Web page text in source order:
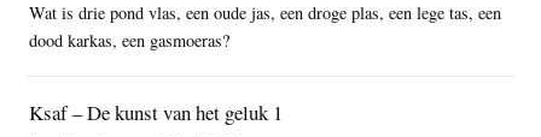
Wat is drie pond vlas, een oude jas, een droge plas, een lege tas, een
dood karkas, een gasmoeras?
Ksaf – De kunst van het geluk 1